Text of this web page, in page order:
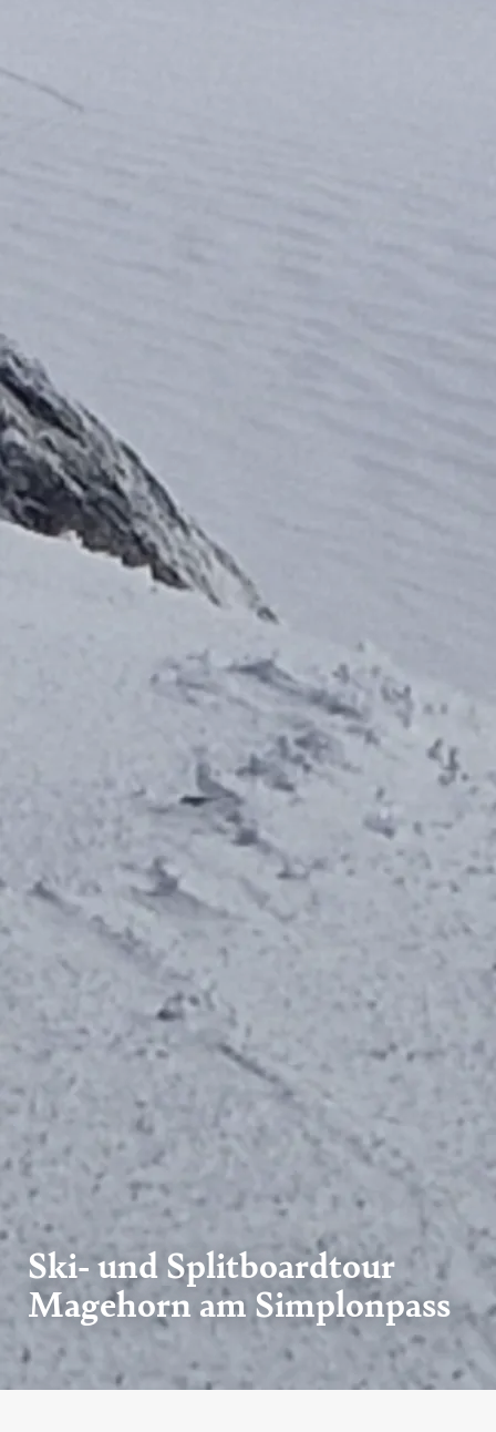
Ski- und Splitboardtour
Magehorn am Simplonpass